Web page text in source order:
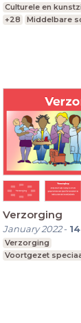
Culturele en
+28
Middelbare
Verzorging
January 2022- 14
Verzorging
Voortgezet